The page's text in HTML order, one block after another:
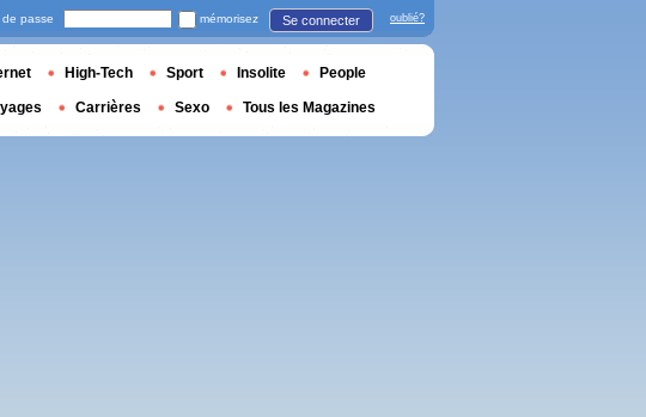
de passe mémorisez Se connecter oublié?
High-Tech Sport Insolite People
Carrières Sexo Tous les Magazines